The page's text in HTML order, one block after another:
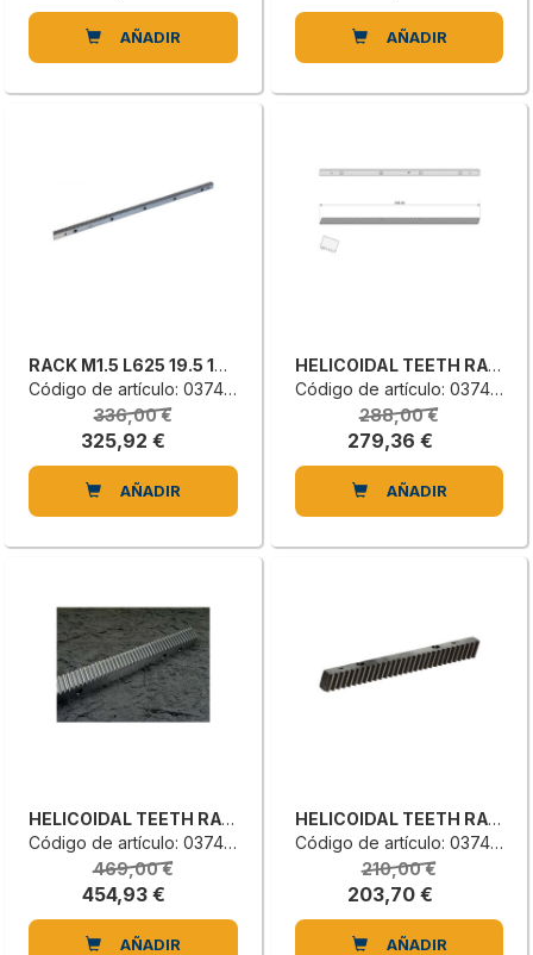
AÑADIR AÑADIR
RACK M1.5 L625 19.5 19.5-RH
Código de artículo: 0374640064D
336,00 €
325,92 €
AÑADIR
HELICOIDAL TEETH RACK
Código de artículo: 0374640019L
288,00 €
279,36 €
AÑADIR
HELICOIDAL TEETH RACK
Código de artículo: 0374640001A
469,00 €
454,93 €
AÑADIR
HELICOIDAL TEETH RACK
Código de artículo: 0374611004B
210,00 €
203,70 €
AÑADIR